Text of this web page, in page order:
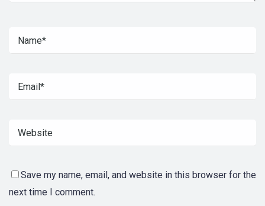
Save my name, email, and website in this browser for the
next time I comment.